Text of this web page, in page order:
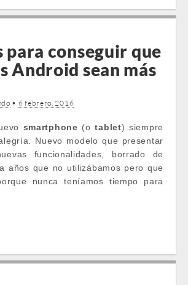
para conseguir que
Android sean más
• 6 febrero, 2016
smartphone (otablet) siempre
Nuevo modelo que presentar
funcionalidades, borrado de
años que no utilizábamos pero que
nunca teníamos tiempo para